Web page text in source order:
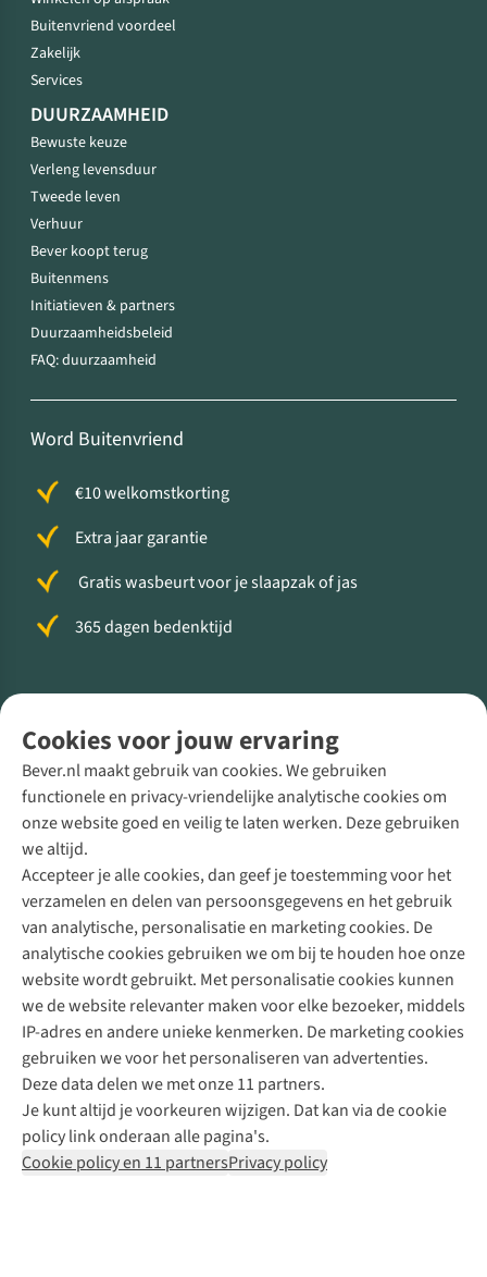
Cookies voor jouw ervaring
Bever.nl maakt gebruik van cookies. We gebruiken
functionele en privacy-vriendelijke analytische cookies om
onze website goed en veilig te laten werken. Deze gebruiken
we altijd.
Accepteer je alle cookies, dan geef je toestemming voor het
verzamelen en delen van persoonsgegevens en het gebruik
van analytische, personalisatie en marketing cookies. De
analytische cookies gebruiken we om bij te houden hoe onze
website wordt gebruikt. Met personalisatie cookies kunnen
we de website relevanter maken voor elke bezoeker, middels
IP-adres en andere unieke kenmerken. De marketing cookies
gebruiken we voor het personaliseren van advertenties.
Deze data delen we met onze 11 partners.
Je kunt altijd je voorkeuren wijzigen. Dat kan via de cookie
policy link onderaan alle pagina's.
Cookie policy en 11 partnersPrivacy policy
Buitenvriend voordeel
Zakelijk
Services
DUURZAAMHEID
Bewuste keuze
Verleng levensduur
Tweede leven
Verhuur
Bever koopt terug
Buitenmens
Initiatieven & partners
Duurzaamheidsbeleid
FAQ: duurzaamheid
Word Buitenvriend
€10 welkomstkorting
Extra jaar garantie
Gratis wasbeurt voor je slaapzak of jas
365 dagen bedenktijd
Direct advies van een Buitenexpert
+31 (0)85 888 50 88
+31 6 12 28 49 80
Contactformulier